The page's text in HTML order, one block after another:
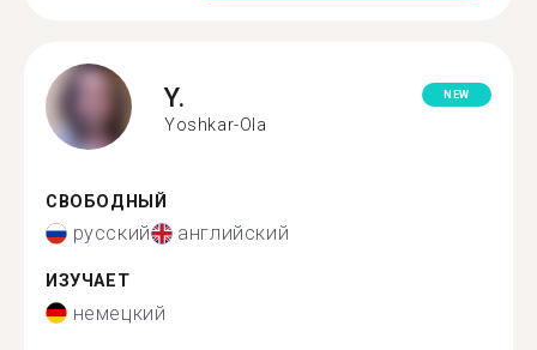
Y.
Yoshkar-Ola
NEW
СВОБОДНЫЙ
русский английский
ИЗУЧАЕТ
немецкий